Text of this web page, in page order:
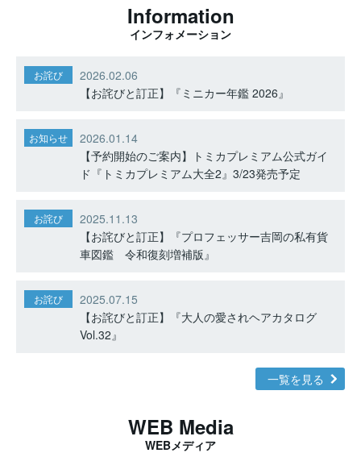
Information
インフォメーション
お詫び
2026.02.06
【お詫びと訂正】『ミニカー年鑑 2026』
お知らせ
2026.01.14
【予約開始のご案内】トミカプレミアム公式ガイ
ド『トミカプレミアム大全2』3/23発売予定
お詫び
2025.11.13
【お詫びと訂正】『プロフェッサー吉岡の私有貨
車図鑑 令和復刻増補版』
お詫び
2025.07.15
【お詫びと訂正】『大人の愛されヘアカタログ
Vol.32』
一覧を見る
WEB Media
WEBメディア